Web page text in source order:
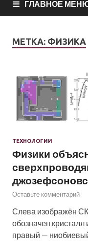
ГЛАВНОЕ
МЕТКА: ФИЗИКА
ТЕХНОЛОГИИ
Физики
Оставьте комментарий
Слева изображён
обозначен кристалл
правый —